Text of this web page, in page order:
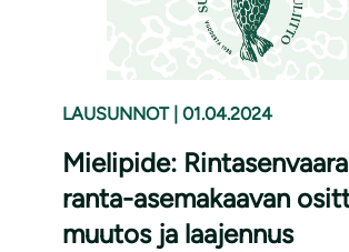
LAUSUNNOT 01.04.2024
Mielipide:
ranta-asemakaavan
muutos ja laajennus